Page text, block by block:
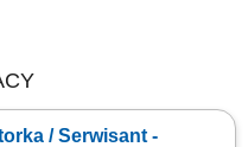
/ Serwisant -